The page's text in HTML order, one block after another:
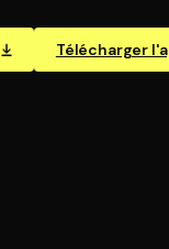
Télécharger